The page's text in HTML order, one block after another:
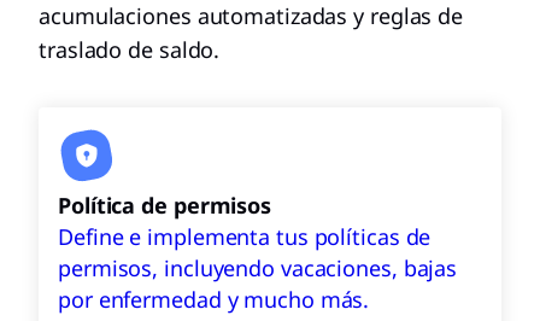
acumulaciones automatizadas y reglas de
traslado de saldo.
Política de permisos
Define e implementa tus políticas de
permisos, incluyendo vacaciones, bajas
por enfermedad y mucho más.